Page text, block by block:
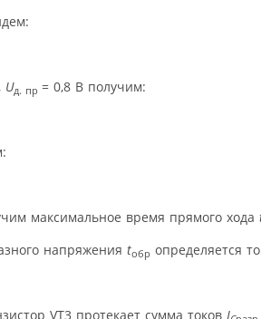
Uд. пр = 0,8 В получим:
максимальное время прямого хода
напряжения tобр определяется
VT3 протекает сумма токов I